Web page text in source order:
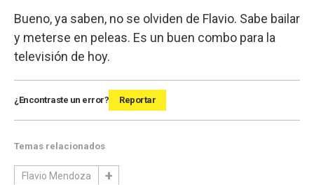
Bueno, ya saben, no se olviden de Flavio. Sabe bailar
y meterse en peleas. Es un buen combo para la
televisión de hoy.
¿Encontraste un error? Reportar
Temas relacionados
Flavio Mendoza